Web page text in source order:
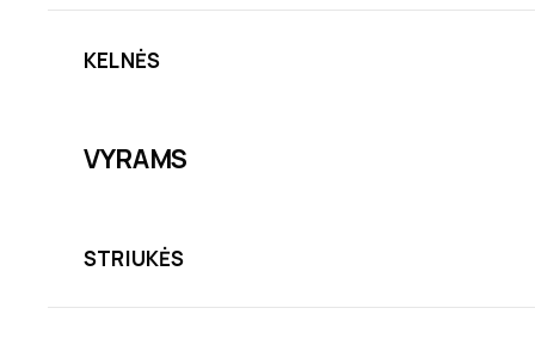
KELNĖS
VYRAMS
STRIUKĖS